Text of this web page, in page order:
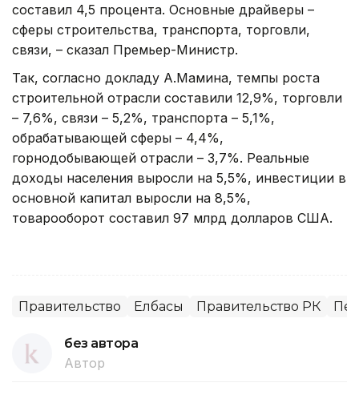
составил 4,5 процента. Основные драйверы –
сферы строительства, транспорта, торговли,
связи, – сказал Премьер-Министр.
Так, согласно докладу А.Мамина, темпы роста
строительной отрасли составили 12,9%, торговли
– 7,6%, связи – 5,2%, транспорта – 5,1%,
обрабатывающей сферы – 4,4%,
горнодобывающей отрасли – 3,7%. Реальные
доходы населения выросли на 5,5%, инвестиции в
основной капитал выросли на 8,5%,
товарооборот составил 97 млрд долларов США.
Правительство Елбасы Правительство РК
без автора
Автор